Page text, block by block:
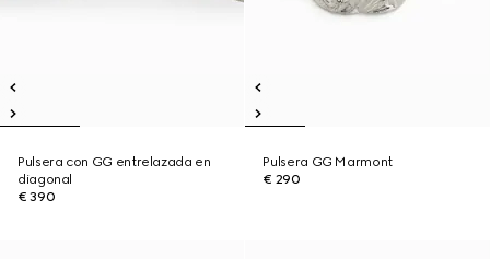
Pulsera con GG entrelazada en
diagonal
€ 390
Pulsera GG Marmont
€ 290